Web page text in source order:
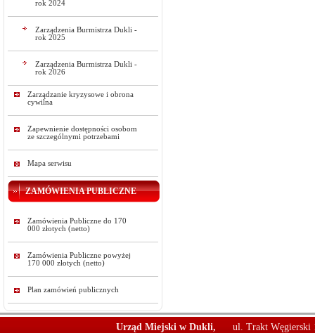
rok 2024
Zarządzenia Burmistrza Dukli -
rok 2025
Zarządzenia Burmistrza Dukli -
rok 2026
Zarządzanie kryzysowe i obrona
cywilna
Zapewnienie dostępności osobom
ze szczególnymi potrzebami
Mapa serwisu
ZAMÓWIENIA PUBLICZNE
Zamówienia Publiczne do 170
000 złotych (netto)
Zamówienia Publiczne powyżej
170 000 złotych (netto)
Plan zamówień publicznych
Urząd Miejski w Dukli, ul. Trakt Węgierski